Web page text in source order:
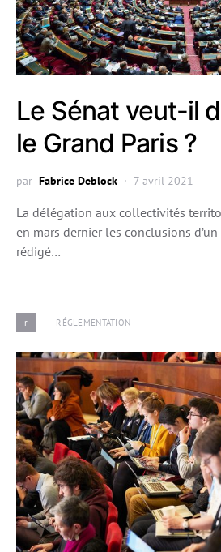
Le Sénat veut-il
le Grand Paris ?
par Fabrice Deblock 7 avril 2021
La délégation aux collectivités
en mars dernier les conclusions
rédigé…
r RÉGLEMENTATION